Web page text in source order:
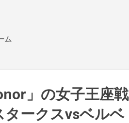
ム
」の女子王座戦
タークスvsベルベ